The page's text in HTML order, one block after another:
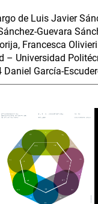
de Luis Javier
Guevara
Francesca
– Universidad
García-